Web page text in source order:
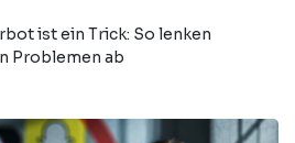
ist ein Trick: So lenken
Problemen ab